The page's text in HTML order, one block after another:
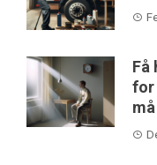
Få
for